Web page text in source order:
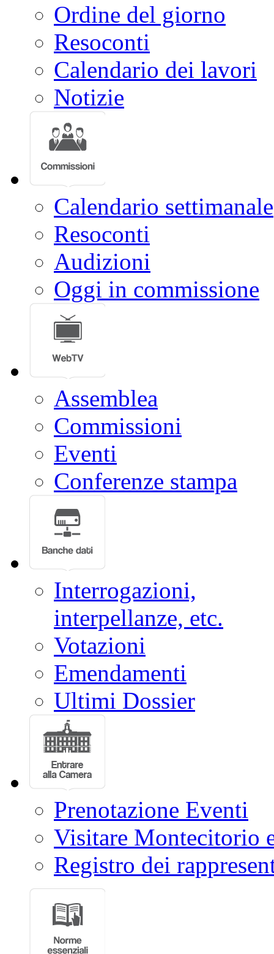
Ordine del giorno
Resoconti
Calendario dei lavori
Notizie
Calendario settimanale
Resoconti
Audizioni
Oggi in commissione
Assemblea
Commissioni
Eventi
Conferenze stampa
Interrogazioni,
interpellanze, etc.
Votazioni
Emendamenti
Ultimi Dossier
Prenotazione Eventi
Visitare Montecitorio
Registro dei